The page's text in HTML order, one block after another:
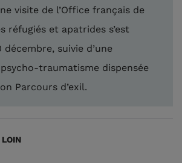
visite de l’Office français de
réfugiés et apatrides s’est
décembre, suivie d’une
traumatisme dispensée
Parcours d’exil.
LOIN